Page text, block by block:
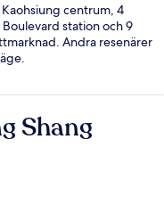
centrum, 4
station och 9
Andra resenärer
Shang